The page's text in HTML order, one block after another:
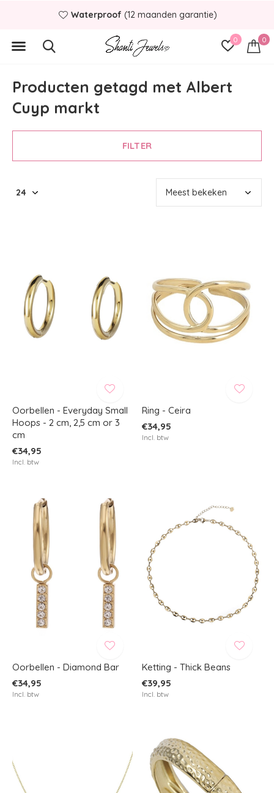
0 0
Waterproof (12 maanden garantie)
Producten getagd met Albert
Cuyp markt
FILTER
Oorbellen - Everyday Small
Hoops - 2 cm, 2,5 cm or 3
cm
€34,95
Incl. btw
Ring - Ceira
€34,95
Incl. btw
Oorbellen - Diamond Bar
€34,95
Incl. btw
Ketting - Thick Beans
€39,95
Incl. btw